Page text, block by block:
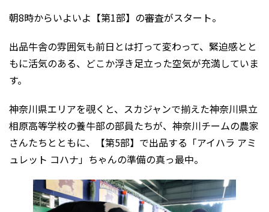
朝8時からいよいよ【第1部】の審査がスタート。
出品牛舎の雰囲気も前日とは打って変わって、緊迫感とと
もに活気のある、どこか浮き足立った空気が充満していま
す。
神奈川県エリアを覗くと、スカジャンで揃えた神奈川県立
相原高等学校の養牛部の部員たちが、神奈川チームの農家
さんたちとともに、【第5部】で出品する「アイハラ アミ
ュレット コハナ」ちゃんの準備の真っ最中。